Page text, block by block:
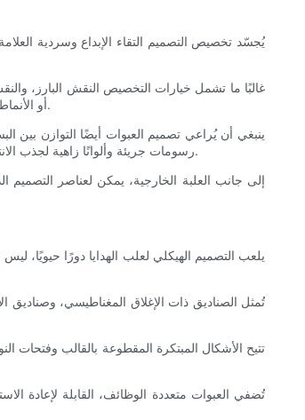
يُجسّد تخصيص التصميم التقاء الإبداع وسردية
غالبًا ما تشمل خيارات التخصيص النقش البارز،
أو الأنماط. يمكن للعلامات التجارية تجربة لوحات ألوان فريدة أو مرتبطة بحملات موسمية، مما يضمن أن يعكس التغليف أهداف التسويق الحالية دون أن يفقد جوهر علامتها التجارية.
ينبغي أن يُراعي تصميم العبوات أيضًا التوازن بين
رسومات جريئة وألوانًا زاهية لجذب الانتباه. إن دمج رموز أو سرديات ذات مغزى في التصميم يُمكن أن يُحوّل العبوات إلى مادة نقاشية، تُشجع على المشاركة الاجتماعية وتُساهم في تعزيز حضور العلامة التجارية.
إلى جانب العلبة الخارجية، يمكن لعناصر التصميم
يلعب التصميم الهيكلي لعلب الهدايا دورًا حيويًا،
تُمثل الصناديق ذات الإغلاق المغناطيسي، وصناديق
تتيح الأشكال المبتكرة المقطوعة بالقالب وفتحات
تُضفي العبوات متعددة الوظائف، القابلة لإعادة